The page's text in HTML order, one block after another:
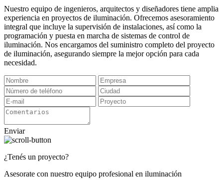
Nuestro equipo de ingenieros, arquitectos y diseñadores tiene amplia
experiencia en proyectos de iluminación. Ofrecemos asesoramiento
integral que incluye la supervisión de instalaciones, así como la
programación y puesta en marcha de sistemas de control de
iluminación. Nos encargamos del suministro completo del proyecto
de iluminación, asegurando siempre la mejor opción para cada
necesidad.
Enviar
¿Tenés un proyecto?
Asesorate con nuestro equipo profesional en iluminación